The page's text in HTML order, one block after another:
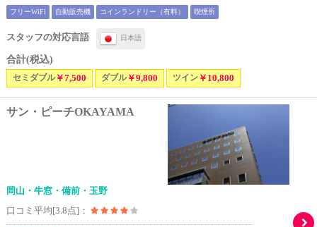
フリーWiFi 自動販売機 コインランドリー（有料） 喫煙所
スタッフの対応言語 日本語
合計(税込)
セミダブル￥7,500 ダブル￥9,800 ツイン￥10,800
サン・ピーチOKAYAMA
岡山・牛窓・備前・玉野
口コミ平均[3.8点]：